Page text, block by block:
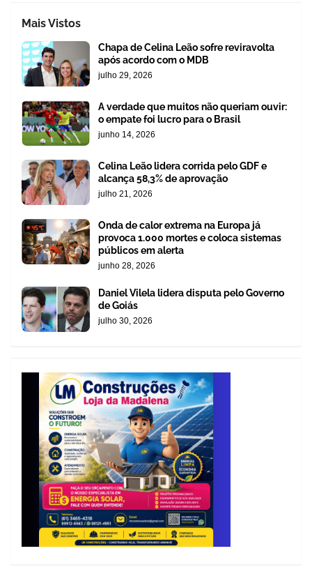
Mais Vistos
Chapa de Celina Leão sofre reviravolta
após acordo com o MDB
julho 29, 2026
A verdade que muitos não queriam ouvir:
o empate foi lucro para o Brasil
junho 14, 2026
Celina Leão lidera corrida pelo GDF e
alcança 58,3% de aprovação
julho 21, 2026
Onda de calor extrema na Europa já
provoca 1.000 mortes e coloca sistemas
públicos em alerta
junho 28, 2026
Daniel Vilela lidera disputa pelo Governo
de Goiás
julho 30, 2026